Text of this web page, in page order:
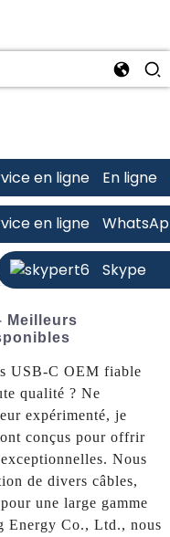
En ligne
Skype
Meilleurs
USB-C OEM fiable
qualité ? Ne
expérimenté, je
conçus pour offrir
Nous
de divers câbles,
une large gamme
Energy Co., Ltd., nous